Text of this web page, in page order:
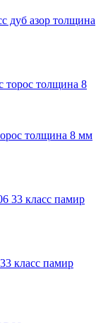
дуб азор толщина
толщина 8 мм
класс памир